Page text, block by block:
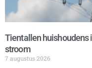
Tientallen huishoudens
stroom
7 augustus 2026